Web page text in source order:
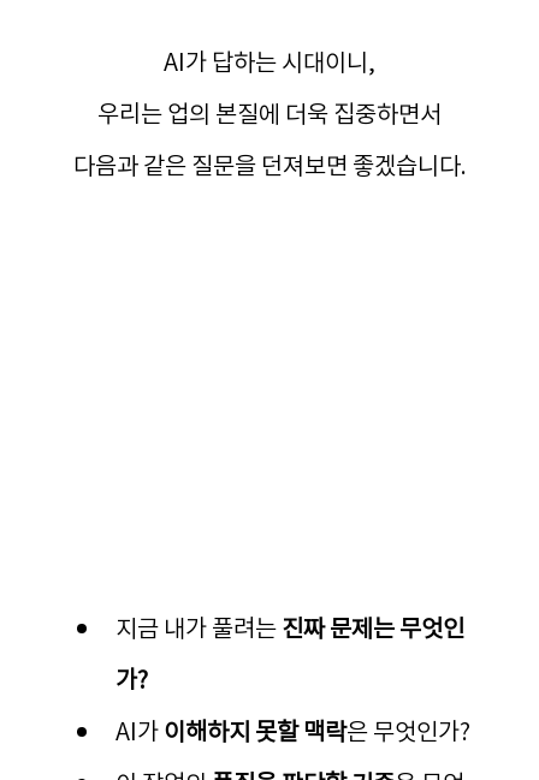
AI가 답하는 시대이니,
우리는 업의 본질에 더욱 집중하면서
다음과 같은 질문을 던져보면 좋겠습니다.
지금 내가 풀려는 진짜 문제는 무엇인
가?
AI가 이해하지 못할 맥락은 무엇인가?